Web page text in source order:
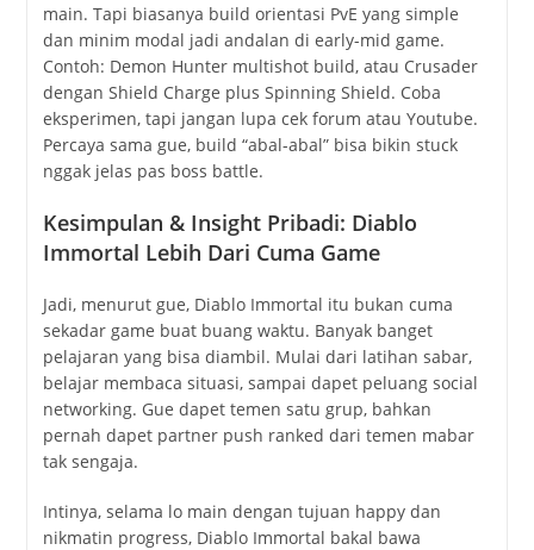
main. Tapi biasanya build orientasi PvE yang simple
dan minim modal jadi andalan di early-mid game.
Contoh: Demon Hunter multishot build, atau Crusader
dengan Shield Charge plus Spinning Shield. Coba
eksperimen, tapi jangan lupa cek forum atau Youtube.
Percaya sama gue, build “abal-abal” bisa bikin stuck
nggak jelas pas boss battle.
Kesimpulan & Insight Pribadi: Diablo
Immortal Lebih Dari Cuma Game
Jadi, menurut gue, Diablo Immortal itu bukan cuma
sekadar game buat buang waktu. Banyak banget
pelajaran yang bisa diambil. Mulai dari latihan sabar,
belajar membaca situasi, sampai dapet peluang social
networking. Gue dapet temen satu grup, bahkan
pernah dapet partner push ranked dari temen mabar
tak sengaja.
Intinya, selama lo main dengan tujuan happy dan
nikmatin progress, Diablo Immortal bakal bawa